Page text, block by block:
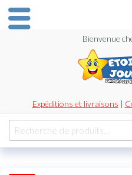
Bienvenue
Expéditions et livraisons |